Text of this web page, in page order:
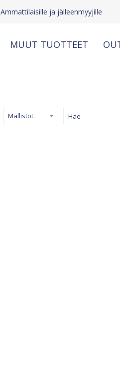
Ammattilaisille ja jälleenmyyjille
MUUT TUOTTEET
Mallistot